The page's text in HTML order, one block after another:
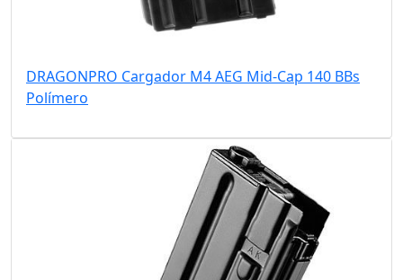
DRAGONPRO Cargador M4 AEG Mid-Cap 140 BBs
Polímero